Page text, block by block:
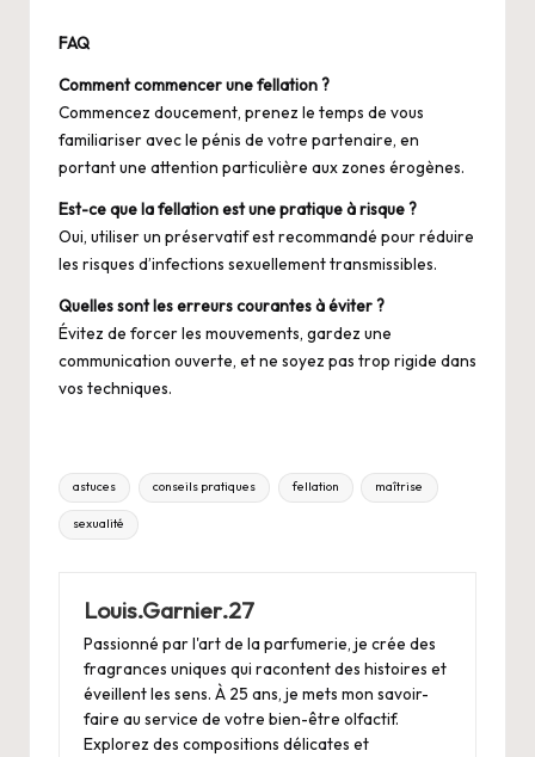
FAQ
Comment commencer une fellation ?
Commencez doucement, prenez le temps de vous
familiariser avec le pénis de votre partenaire, en
portant une attention particulière aux zones érogènes.
Est-ce que la fellation est une pratique à risque ?
Oui, utiliser un préservatif est recommandé pour réduire
les risques d’infections sexuellement transmissibles.
Quelles sont les erreurs courantes à éviter ?
Évitez de forcer les mouvements, gardez une
communication ouverte, et ne soyez pas trop rigide dans
vos techniques.
Tags:
astuces conseils pratiques fellation maîtrise
sexualité
Louis.Garnier.27
Passionné par l'art de la parfumerie, je crée des
fragrances uniques qui racontent des histoires et
éveillent les sens. À 25 ans, je mets mon savoir-
faire au service de votre bien-être olfactif.
Explorez des compositions délicates et